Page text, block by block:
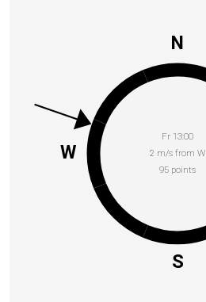
Fr 13:00
2 m/s from W
95 points
N
S
W